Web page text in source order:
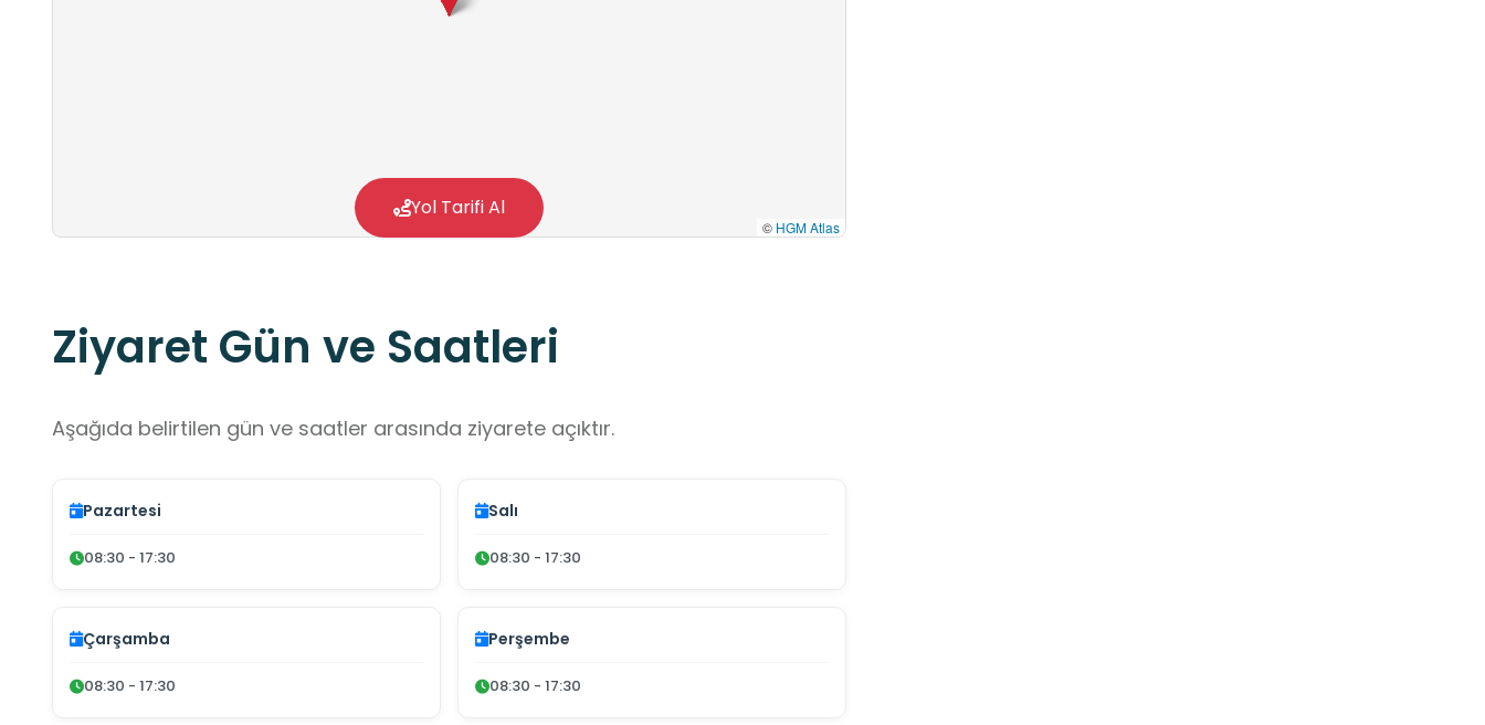
© HGM Atlas
Yol Tarifi Al
Ziyaret Gün ve Saatleri
Aşağıda belirtilen gün ve saatler arasında ziyarete açıktır.
Pazartesi
08:30 - 17:30
Salı
08:30 - 17:30
Çarşamba
08:30 - 17:30
Perşembe
08:30 - 17:30